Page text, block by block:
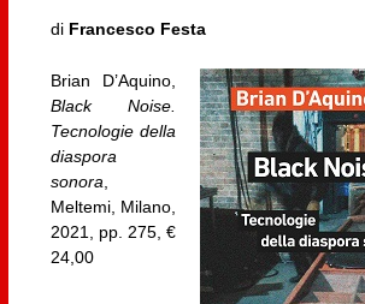
di Francesco Festa
Brian D’Aquino,
Black Noise.
Tecnologie della
diaspora
sonora,
Meltemi, Milano,
2021, pp. 275, €
24,00